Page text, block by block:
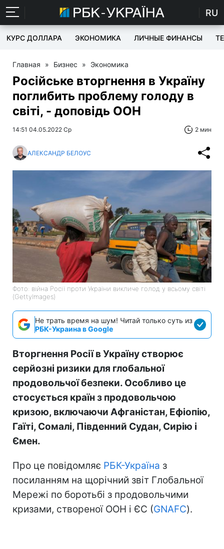
RU
КУРС ДОЛЛАРА ЭКОНОМИКА ЛИЧНЫЕ ФИНАНСЫ
Главная » Бизнес » Экономика
Російське вторгнення в Україну
поглибить проблему голоду в
світі, - доповідь ООН
14:51 04.05.2022 Ср 2 мин
АЛЕКСАНДР БЕЛОУС
Фото: війна Росії проти України викличе голод у всьому світі
(GettyImages)
Не трать время на шум! Читай только суть из
РБК-Украина в Google
Вторгнення Росії в Україну створює
серйозні ризики для глобальної
продовольчої безпеки. Особливо це
стосується країн з продовольчою
кризою, включаючи Афганістан, Ефіопію,
Гаїті, Сомалі, Південний Судан, Сирію і
Ємен.
Про це повідомляє РБК-Україна з
посиланням на щорічний звіт Глобальної
Мережі по боротьбі з продовольчими
кризами, створеної ООН і ЄС (GNAFC).